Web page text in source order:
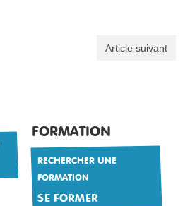
Article suivant
FORMATION
RECHERCHER UNE
FORMATION
SE FORMER